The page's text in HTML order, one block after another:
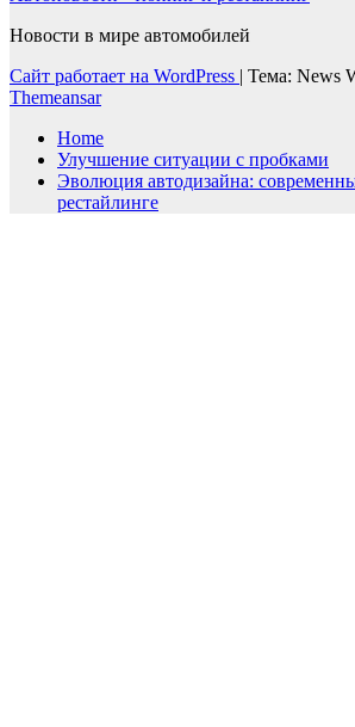
Новости в мире автомобилей
Сайт работает на WordPress | Тема: News
Themeansar
Home
Улучшение ситуации с пробками
Эволюция автодизайна:
рестайлинге